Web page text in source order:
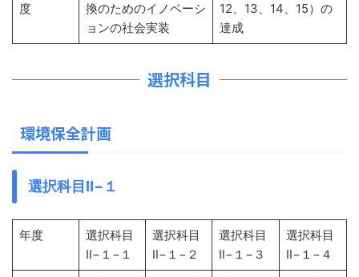
度
換のためのイノベーシ
ョンの社会実装
12、13、14、15）の
達成
選択科目
環境保全計画
選択科目Ⅱ−１
年度
選択科目
Ⅱ−１−１
選択科目
Ⅱ−１−２
選択科目
Ⅱ−１−３
選択科目
Ⅱ−１−４